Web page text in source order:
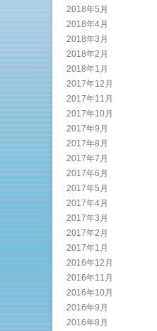
2018年5月
2018年4月
2018年3月
2018年2月
2018年1月
2017年12月
2017年11月
2017年10月
2017年9月
2017年8月
2017年7月
2017年6月
2017年5月
2017年4月
2017年3月
2017年2月
2017年1月
2016年12月
2016年11月
2016年10月
2016年9月
2016年8月